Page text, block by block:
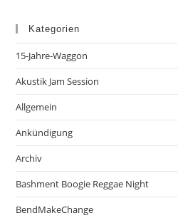
Kategorien
15-Jahre-Waggon
Akustik Jam Session
Allgemein
Ankündigung
Archiv
Bashment Boogie Reggae Night
BendMakeChange